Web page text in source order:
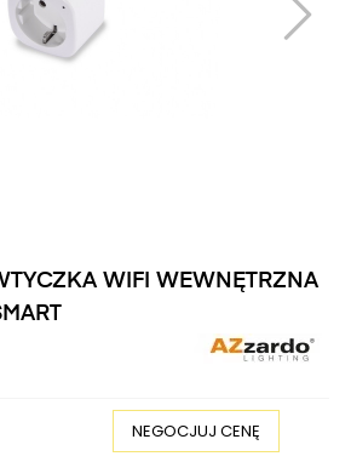
WIFI WEWNĘTRZNA
NEGOCJUJ CENĘ